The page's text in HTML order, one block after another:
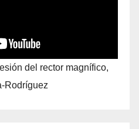
del rector magnífico,
Rodríguez